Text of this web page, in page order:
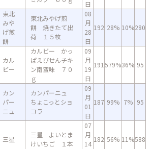
日
東北
みや
げ煎
餅
東北みやげ煎
餅 焼きたて出
荷 １５枚
08
月
28
日
192 28% 10%280
カル
ビー
カルビー かっ
ぱえびせんチキ
ン南蛮味 ７０
ｇ
09
月
19
日
191 579%36% 95
カン
パー
ニュ
カンパーニュ
ちょこっとショ
コラ
09
月
01
日
187 99% 7% 95
三星
三星 よいとま
けいちご １本
07
月
14
182 56% 11%588